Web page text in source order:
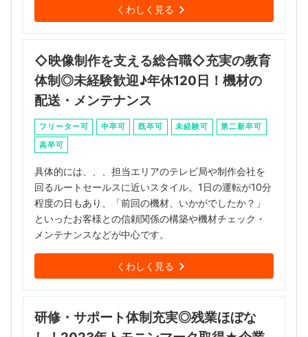
くわしく見る
◇映像制作を支える総合職◇充実の教育
体制◎未経験歓迎♪年休120日！機材の
配送・メンテナンス
フリーター可 中卒可 既卒可 未経験可
第二新卒可
高卒可
具体的には、、、担当エリアのテレビ局や制作会社を
回るルートセールスに近いスタイル。1日の運転が10分
程度の日もあり、「前回の機材、いかがでしたか？」
といったお客様との信頼関係の構築や機材チェック・
メンテナンスなどが中心です。
くわしく見る
研修・サポート体制充実◎残業ほぼな